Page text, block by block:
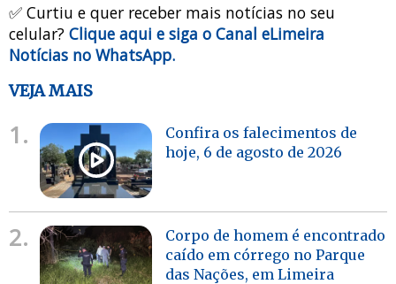
✅ Curtiu e quer receber mais notícias no seu
celular? Clique aqui e siga o Canal eLimeira
Notícias no WhatsApp.
VEJA MAIS
1.
Confira os falecimentos de
hoje, 6 de agosto de 2026
2.
Corpo de homem é encontrado
caído em córrego no Parque
das Nações, em Limeira